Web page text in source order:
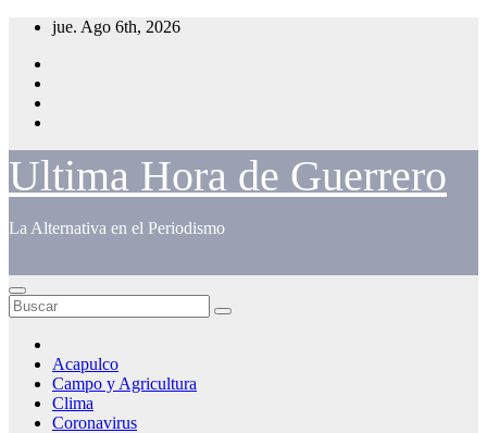
Saltar
contenido
jue. Ago 6th, 2026
Ultima Hora de Guerrero
La Alternativa en el Periodismo
Acapulco
Campo y Agricultura
Clima
Coronavirus